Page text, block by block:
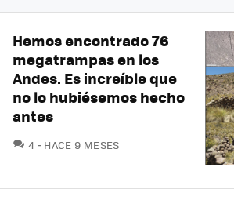
Hemos encontrado 76
megatrampas en los
Andes. Es increíble que
no lo hubiésemos hecho
antes
4 COMENTARIOS
HACE 9 MESES